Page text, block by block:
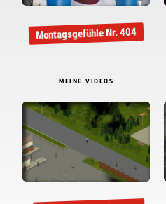
Montagsgefühle Nr. 404
MEINE VIDEOS